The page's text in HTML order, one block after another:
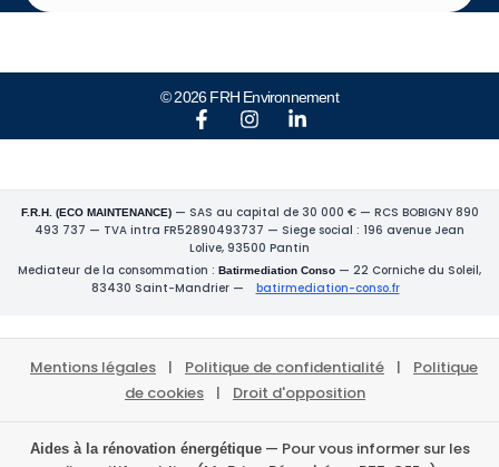
© 2026 FRH Environnement
F.R.H. (ECO MAINTENANCE)— SAS au capital de 30 000 € — RCS BOBIGNY 890
493 737 — TVA intra FR52890493737 — Siege social : 196 avenue Jean
Lolive, 93500 Pantin
Mediateur de la consommation : Batirmediation Conso — 22 Corniche du Soleil,
83430 Saint-Mandrier —
batirmediation-conso.fr
Mentions légales | Politique de confidentialité |
Politique
de cookies
| Droit d'opposition
Aides à la rénovation énergétique— Pour vous informer sur les